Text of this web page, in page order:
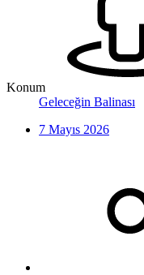
Konum
Geleceğin Balinası
7 Mayıs 2026